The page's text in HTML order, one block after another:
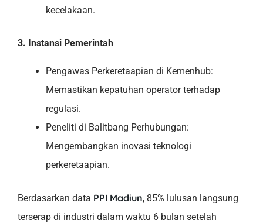
kecelakaan.
3. Instansi Pemerintah
Pengawas Perkeretaapian di Kemenhub:
Memastikan kepatuhan operator terhadap
regulasi.
Peneliti di Balitbang Perhubungan:
Mengembangkan inovasi teknologi
perkeretaapian.
Berdasarkan data PPI Madiun, 85% lulusan langsung
terserap di industri dalam waktu 6 bulan setelah